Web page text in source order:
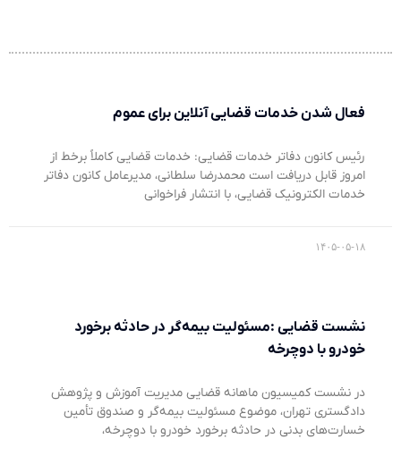
فعال شدن خدمات قضایی آنلاین برای عموم
رئیس کانون دفاتر خدمات قضایی: خدمات قضایی کاملاً برخط از
امروز قابل دریافت است محمدرضا سلطانی، مدیرعامل کانون دفاتر
خدمات الکترونیک قضایی، با انتشار فراخوانی
۱۴۰۵-۰۵-۱۸
نشست قضایی :مسئولیت بیمه‌گر در حادثه برخورد
خودرو با دوچرخه
در نشست کمیسیون ماهانه قضایی مدیریت آموزش و پژوهش
دادگستری تهران، موضوع مسئولیت بیمه‌گر و صندوق تأمین
خسارت‌های بدنی در حادثه برخورد خودرو با دوچرخه،